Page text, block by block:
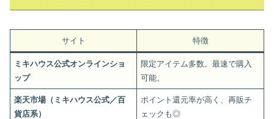
サイト 特徴
ミキハウス公式オンラインショ
ップ
限定アイテム多数。最速で購入
可能。
楽天市場（ミキハウス公式／百
貨店系）
ポイント還元率が高く、再販チ
ェックも◎